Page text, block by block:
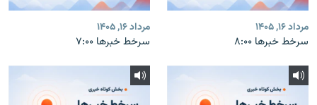
مرداد ۱۶, ۱۴۰۵
سرخط خبرها ۸:۰۰
مرداد ۱۶, ۱۴۰۵
سرخط خبرها ۷:۰۰